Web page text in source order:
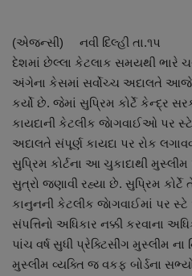
જુનાગઢ
Support US
બજારના સમાચાર
નાણાંકીય સમાચાર
સ્થાનિક સમાચાર
સ્પોર્ટ્સ
(એજન્સી) નવી દિલ્હી તા.૧પ
દેશમાં છેલ્લા કેટલાક સમયથી ભારે
અંગેના કેસમાં સર્વોચ્ચ અદાલતે આજે
કર્યો છે. જેમાં સુપ્રિમ કોર્ટે કેન્દ્ર
કાયદાની કેટલીક જાેગવાઈઓ પર
અદાલતે સંપૂર્ણ કાયદા પર રોક
સુપ્રિમ કોર્ટના આ ચુકાદાથી
સુત્રો જણાવી રહ્યા છે. સુપ્રિમ કોર્ટે
કાનુનની કેટલીક જાેગવાઈમાં પર
સંપત્તિનો અધિકાર નક્કી કરવાના
પાંચ વર્ષ સુધી પ્રેક્ટિસીંગ મુસ્લીમ ના
મુસ્લીમ વ્યક્તિ જ વકફ બોર્ડના